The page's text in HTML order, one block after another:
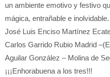
un ambiente emotivo y festivo
mágica, entrañable e
José Luis Enciso Martínez
Carlos Garrido Rubio Madrid
Aguilar González – Molina de
¡¡¡Enhorabuena a los tres!!!